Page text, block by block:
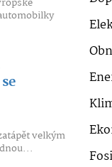
velkým